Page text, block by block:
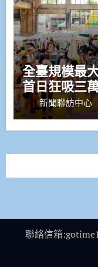
全臺規模最
新聞聯訪中心
聯絡信箱